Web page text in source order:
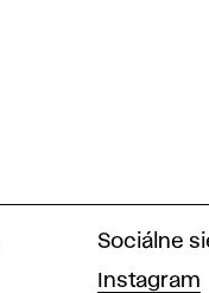
Sociálne
Instagram